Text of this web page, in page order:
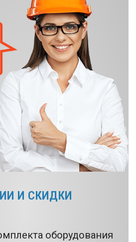
И СКИДКИ
оборудования